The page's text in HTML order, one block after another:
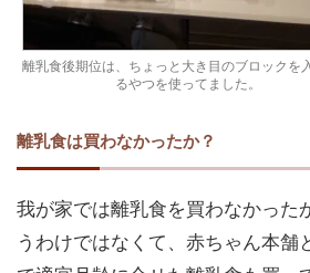
離乳食後期位は、ちょっと大き目のブロックを
るやつを使ってました。
離乳食は買わなかったか？
我が家では離乳食を買わなかった
うわけではなくて、赤ちゃん本舗